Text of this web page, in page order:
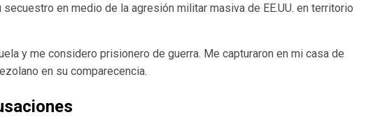
en medio de la agresión militar masiva de EE.UU. en territorio
y me considero prisionero de guerra. Me capturaron en mi casa de
en su comparecencia.